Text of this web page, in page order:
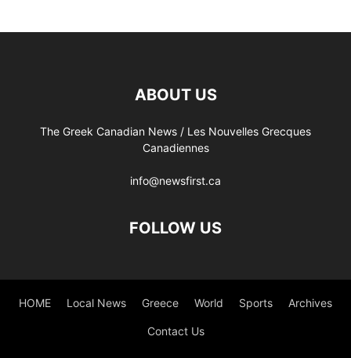
ABOUT US
The Greek Canadian News / Les Nouvelles Grecques
Canadiennes
info@newsfirst.ca
FOLLOW US
HOME Local News Greece World Sports Archives
Contact Us